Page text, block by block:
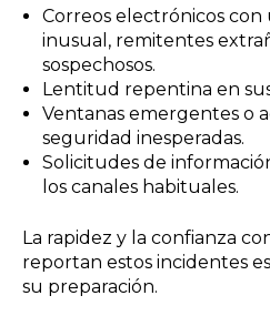
Correos electrónicos
inusual, remitentes
sospechosos.
Lentitud repentina en
Ventanas emergentes o
seguridad inesperadas.
Solicitudes de
los canales habituales.
La rapidez y la confianza
reportan estos incidentes
su preparación.